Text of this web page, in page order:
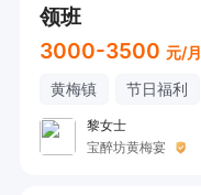
领班
3000-3500 元/月
黄梅镇 节日福利
黎女士
宝醉坊黄梅宴